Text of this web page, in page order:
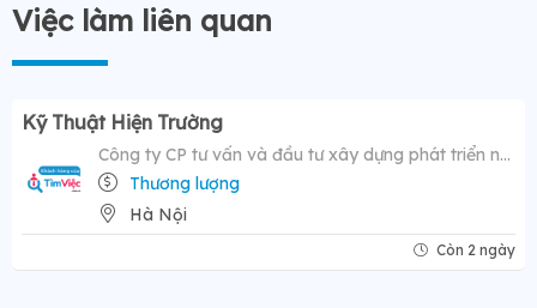
Việc làm liên quan
Kỹ Thuật Hiện Trường
Công ty CP tư vấn và đầu tư xây dựng phát triển nông thôn
Thương lượng
Hà Nội
Còn 2 ngày